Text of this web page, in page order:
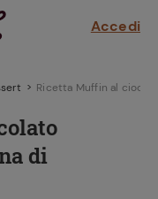
Accedi
Ricetta Muffin al
di